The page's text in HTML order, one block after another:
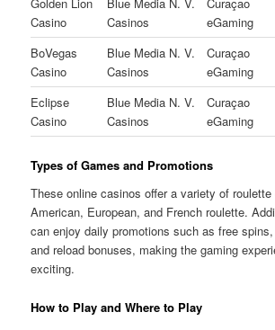
Casino
Casinos
eGaming
BoVegas
Casino
Blue Media N. V.
Casinos
Curaçao
eGaming
Eclipse
Casino
Blue Media N. V.
Casinos
Curaçao
eGaming
Types of Games and Promotions
These online casinos offer a variety of
American, European, and French roulette.
can enjoy daily promotions such as free
and reload bonuses, making the gaming
exciting.
How to Play and Where to Play